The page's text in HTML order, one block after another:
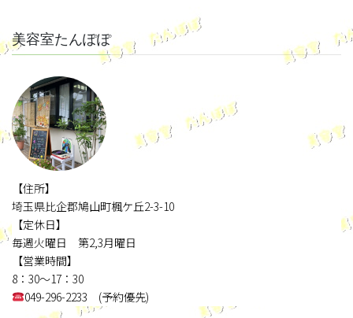
美容室たんぽぽ
【住所】
埼玉県比企郡鳩山町楓ケ丘2-3-10
【定休日】
毎週火曜日 第2,3月曜日
【営業時間】
8：30～17：30
049-296-2233 (予約優先)